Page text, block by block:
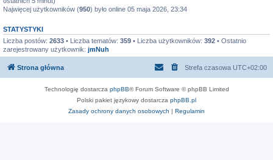
Najwięcej użytkowników (950) było online 05 maja 2026, 23:34
STATYSTYKI
Liczba postów: 2633 • Liczba tematów: 359 • Liczba użytkowników: 392 • Ostatnio
zarejestrowany użytkownik: jmNuh
Strona główna Strefa czasowa UTC+02:00
Technologię dostarcza phpBB® Forum Software © phpBB Limited
Polski pakiet językowy dostarcza phpBB.pl
Zasady ochrony danych osobowych | Regulamin